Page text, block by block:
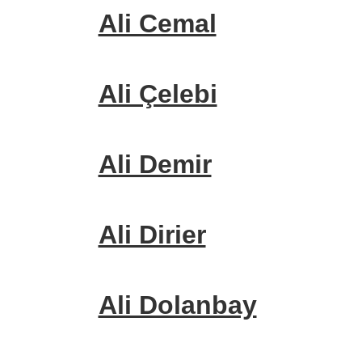
Ali Cemal
Ali Çelebi
Ali Demir
Ali Dirier
Ali Dolanbay